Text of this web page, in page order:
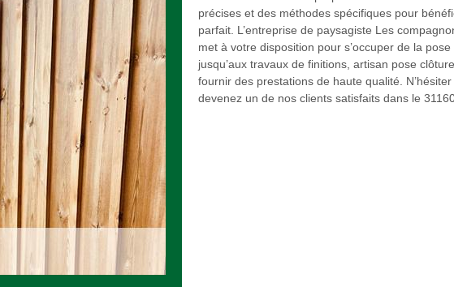
précises et des méthodes spécifiques pour
parfait. L’entreprise de paysagiste Les
met à votre disposition pour s’occuper de la
jusqu’aux travaux de finitions, artisan pose
fournir des prestations de haute qualité.
devenez un de nos clients satisfaits dans le